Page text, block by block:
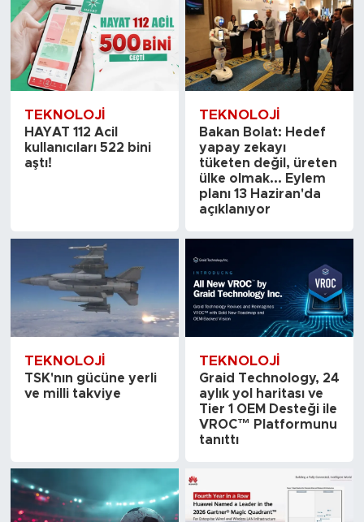
TEKNOLOJI
HAYAT 112 Acil
kullanıcıları 522 bini
aştı!
TEKNOLOJI
Bakan Bolat: Hedef
yapay zekayı
tüketen değil, üreten
ülke olmak... Eylem
planı 13 Haziran'da
açıklanıyor
TEKNOLOJI
TSK'nın gücüne yerli
ve milli takviye
TEKNOLOJI
Graid Technology, 24
aylık yol haritası ve
Tier 1 OEM Desteği ile
VROC™ Platformunu
tanıttı